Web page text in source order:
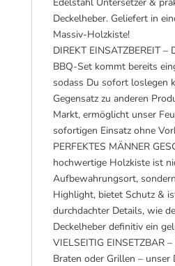
Deckelheber. Geliefert in
Massiv-Holzkiste!
DIREKT EINSATZBEREIT –
BBQ-Set kommt bereits
sodass Du sofort loslegen
Gegensatz zu anderen
Markt, ermöglicht unser
sofortigen Einsatz ohne
PERFEKTES MÄNNER
hochwertige Holzkiste ist
Aufbewahrungsort,
Highlight, bietet Schutz &
durchdachter Details, wie
Deckelheber definitiv ein
VIELSEITIG EINSETZBAR
Braten oder Grillen – unser